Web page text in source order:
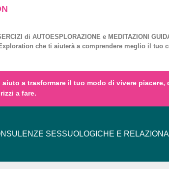
di AUTOESPLORAZIONE e MEDITAZIONI
che ti aiuterà a comprendere meglio il tuo
aiuto a trasformare il tuo modo di vivere piacere,
a fare.
SESSUOLOGICHE E